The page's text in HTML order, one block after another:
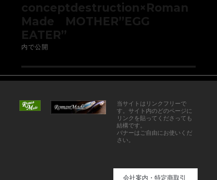
conceptdestruction×Roman
Made MOTHER”EGG
EATER”
内で公開
当サイトはリンクフリーで
す。サイト内のどのページに
リンクを貼ってくださっても
結構です。
バナーはご自由にお使いくだ
さい。
会社案内・特定商取引